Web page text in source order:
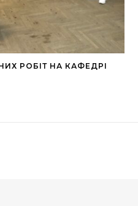
РОБІТ НА КАФЕДРІ